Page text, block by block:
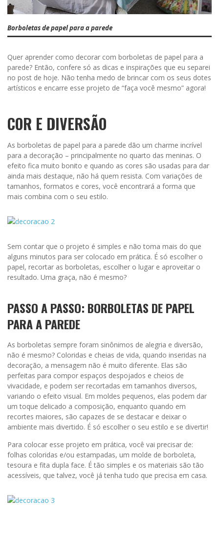
Borboletas de papel para a parede
Quer aprender como decorar com borboletas de papel para a
parede? Então, confere só as dicas e inspirações que eu separei
no post de hoje. Não tenha medo de brincar com os seus dotes
artísticos e encarre esse projeto de “faça você mesmo” agora!
COR E DIVERSÃO
As borboletas de papel para a parede dão um charme incrível
para a decoração – principalmente no quarto das meninas. O
efeito fica muito bonito e quando as cores são usadas para dar
ainda mais destaque, não há quem resista. Com variações de
tamanhos, formatos e cores, você encontrará a forma que
mais combina com o seu estilo.
Sem contar que o projeto é simples e não toma mais do que
alguns minutos para ser colocado em prática. É só escolher o
papel, recortar as borboletas, escolher o lugar e aproveitar o
resultado. Uma graça, não é mesmo?
PASSO A PASSO: BORBOLETAS DE PAPEL
PARA A PAREDE
As borboletas sempre foram sinônimos de alegria e diversão,
não é mesmo? Coloridas e cheias de vida, quando inseridas na
decoração, a mensagem não é muito diferente. Elas são
perfeitas para compor espaços despojados e cheios de
vivacidade, e podem ser recortadas em tamanhos diversos,
variando o efeito visual. Em moldes pequenos, elas podem dar
um toque delicado a composição, enquanto quando em
recortes maiores, são capazes de se destacar e deixar o
ambiente mais divertido. É só escolher o seu estilo e se divertir!
Para colocar esse projeto em prática, você vai precisar de:
folhas coloridas e/ou estampadas, um molde de borboleta,
tesoura e fita dupla face. É tão simples e os materiais são tão
acessíveis, que talvez, você já tenha tudo que precisa em casa.